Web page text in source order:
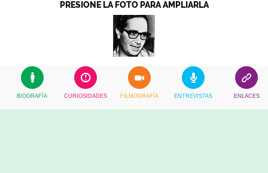
PRESIONE LA FOTO PARA AMPLIARLA
BIOGRAFÍA CURIOSIDADES FILMOGRAFÍA ENTREVISTAS ENLACES